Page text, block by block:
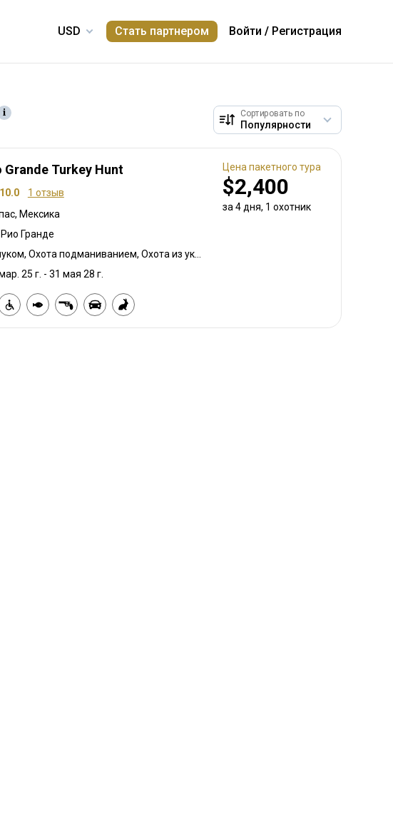
Стать партнером Войти / Регистрация
Сортировать по
Grande Turkey Hunt
10.0
1 отзыв
Мексика
Гранде
Охота с луком, Охота подманиванием, Охота из укрытия, Охота с карабином, Охота с подхода
25 г. - 31 мая 28 г.
Цена пакетного тура
$2,400
за 4 дня, 1 охотник